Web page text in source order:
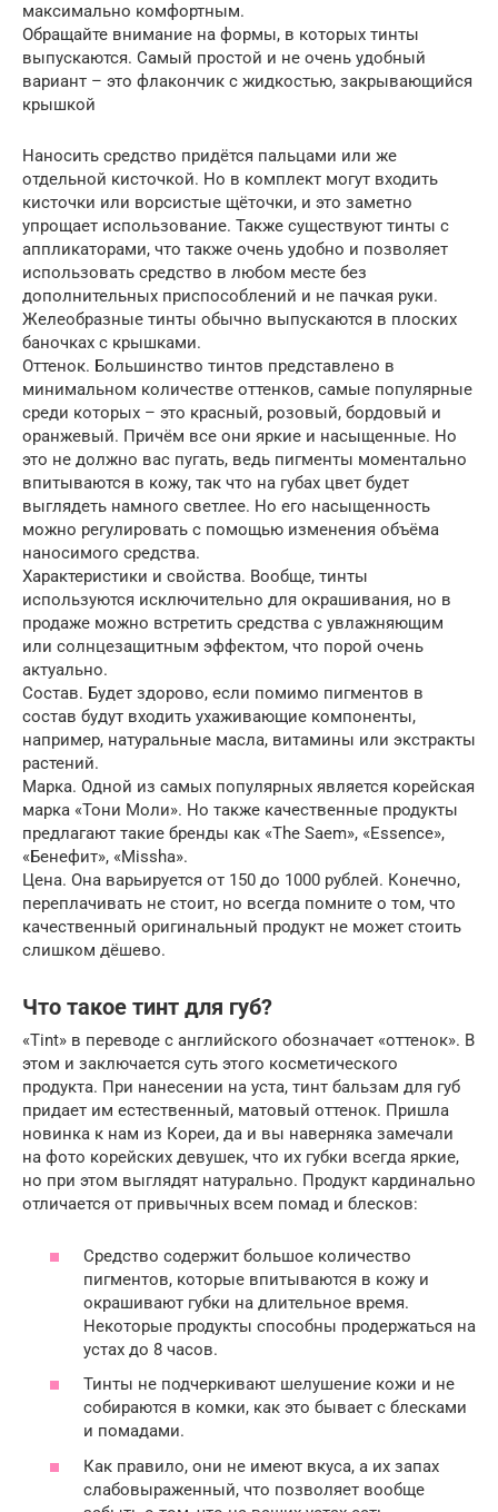
максимально комфортным.
Обращайте внимание на формы, в которых тинты
выпускаются. Самый простой и не очень удобный
вариант – это флакончик с жидкостью, закрывающийся
крышкой
Наносить средство придётся пальцами или же
отдельной кисточкой. Но в комплект могут входить
кисточки или ворсистые щёточки, и это заметно
упрощает использование. Также существуют тинты с
аппликаторами, что также очень удобно и позволяет
использовать средство в любом месте без
дополнительных приспособлений и не пачкая руки.
Желеобразные тинты обычно выпускаются в плоских
баночках с крышками.
Оттенок. Большинство тинтов представлено в
минимальном количестве оттенков, самые популярные
среди которых – это красный, розовый, бордовый и
оранжевый. Причём все они яркие и насыщенные. Но
это не должно вас пугать, ведь пигменты моментально
впитываются в кожу, так что на губах цвет будет
выглядеть намного светлее. Но его насыщенность
можно регулировать с помощью изменения объёма
наносимого средства.
Характеристики и свойства. Вообще, тинты
используются исключительно для окрашивания, но в
продаже можно встретить средства с увлажняющим
или солнцезащитным эффектом, что порой очень
актуально.
Состав. Будет здорово, если помимо пигментов в
состав будут входить ухаживающие компоненты,
например, натуральные масла, витамины или экстракты
растений.
Марка. Одной из самых популярных является корейская
марка «Тони Моли». Но также качественные продукты
предлагают такие бренды как «The Saem», «Essence»,
«Бенефит», «Missha».
Цена. Она варьируется от 150 до 1000 рублей. Конечно,
переплачивать не стоит, но всегда помните о том, что
качественный оригинальный продукт не может стоить
слишком дёшево.
Что такое тинт для губ?
«Tint» в переводе с английского обозначает «оттенок». В
этом и заключается суть этого косметического
продукта. При нанесении на уста, тинт бальзам для губ
придает им естественный, матовый оттенок. Пришла
новинка к нам из Кореи, да и вы наверняка замечали
на фото корейских девушек, что их губки всегда яркие,
но при этом выглядят натурально. Продукт кардинально
отличается от привычных всем помад и блесков:
Средство содержит большое количество
пигментов, которые впитываются в кожу и
окрашивают губки на длительное время.
Некоторые продукты способны продержаться на
устах до 8 часов.
Тинты не подчеркивают шелушение кожи и не
собираются в комки, как это бывает с блесками
и помадами.
Как правило, они не имеют вкуса, а их запах
слабовыраженный, что позволяет вообще